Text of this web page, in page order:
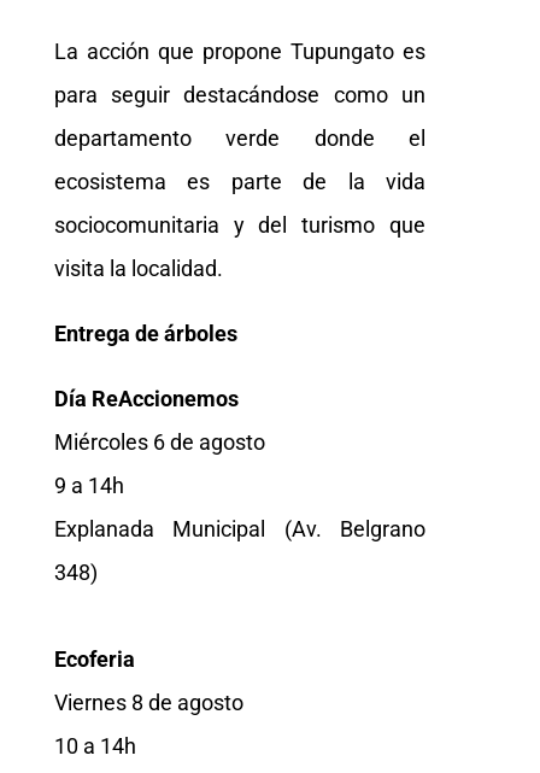
La acción que propone Tupungato es
para seguir destacándose como un
departamento verde donde el
ecosistema es parte de la vida
sociocomunitaria y del turismo que
visita la localidad.
Entrega de árboles
Día ReAccionemos
Miércoles 6 de agosto
9 a 14h
Explanada Municipal (Av. Belgrano
348)
Ecoferia
Viernes 8 de agosto
10 a 14h